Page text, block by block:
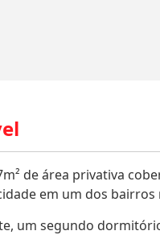
de área privativa
em um dos bairros
um segundo